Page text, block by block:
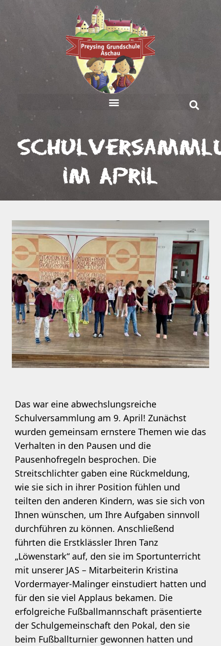
im April
Das war eine abwechslungsreiche
Schulversammlung am 9. April! Zunächst
wurden gemeinsam ernstere Themen wie das
Verhalten in den Pausen und die
Pausenhofregeln besprochen. Die
Streitschlichter gaben eine Rückmeldung,
wie sie sich in ihrer Position fühlen und
teilten den anderen Kindern, was sie sich von
Ihnen wünschen, um Ihre Aufgaben sinnvoll
durchführen zu können. Anschließend
führten die Erstklässler Ihren Tanz
„Löwenstark“ auf, den sie im Sportunterricht
mit unserer JAS – Mitarbeiterin Kristina
Vordermayer-Malinger einstudiert hatten und
für den sie viel Applaus bekamen. Die
erfolgreiche Fußballmannschaft präsentierte
der Schulgemeinschaft den Pokal, den sie
beim Fußballturnier gewonnen hatten und